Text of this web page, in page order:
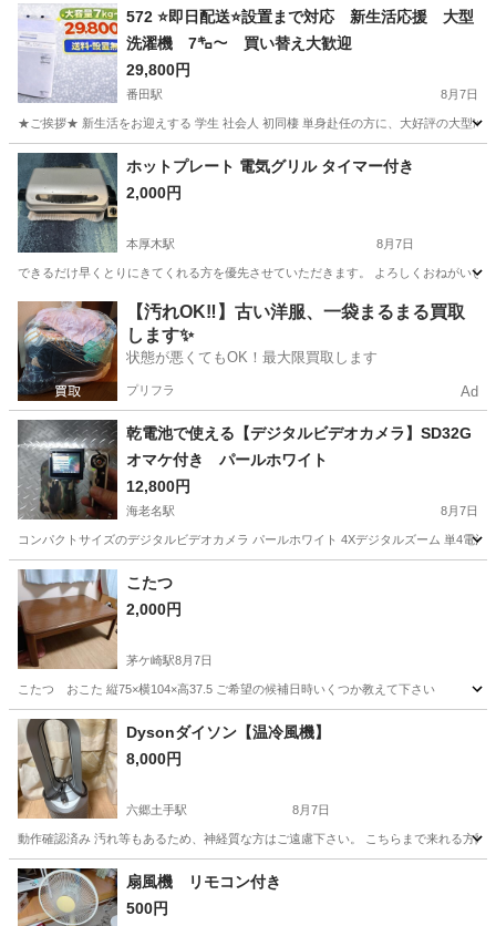
神奈川 藤沢市 その他
572 ⭐️即日配送⭐️設置まで対応 新生活応援 大型
洗濯機 7㌔〜 買い替え大歓迎
29,800円
番田駅 8月7日
★ご挨拶★ 新生活をお迎えする 学生 社会人 初同棲 単身赴任の方に、大好評の大型冷
神奈川 愛甲郡 番田駅 生活家電 商品
ホットプレート 電気グリル タイマー付き
2,000円
本厚木駅 8月7日
できるだけ早くとりにきてくれる方を優先させていただきます。 よろしくおねがいし
神奈川 厚木市 本厚木駅 キッチン家電
【汚れOK‼️】古い洋服、一袋まるまる買取
します✨
状態が悪くてもOK！最大限買取します
プリフラ Ad
乾電池で使える【デジタルビデオカメラ】SD32G
オマケ付き パールホワイト
12,800円
海老名駅 8月7日
コンパクトサイズのデジタルビデオカメラ パールホワイト 4Xデジタルズーム 単4電
神奈川 海老名市こたつ
2,000円
茅ケ崎駅8月7日
こたつ おこた 縦75×横104×高37.5 ご希望の候補日時いくつか教えて下さい
神奈川 茅ヶ崎市 茅ケ崎駅 季節、空調家電
Dysonダイソン【温冷風機】
8,000円
六郷土手駅 8月7日
動作確認済み 汚れ等もあるため、神経質な方はご遠慮下さい。 こちらまで来れる方限
神奈川 川崎市 六郷土手駅 季節、空調家電
扇風機 リモコン付き
500円